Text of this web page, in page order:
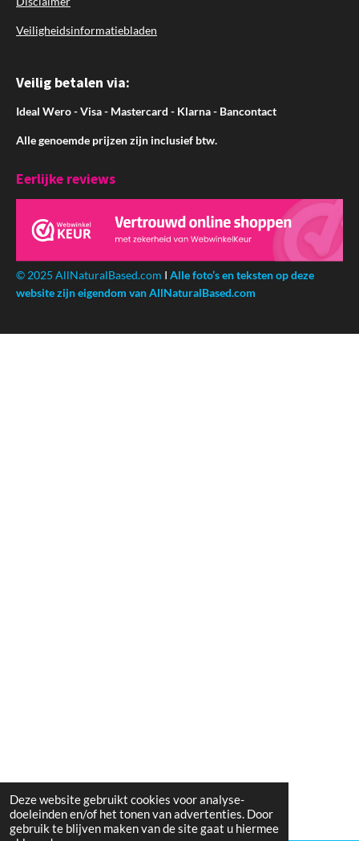
Deze website gebruikt cookies voor analyse-
doeleinden en/of het tonen van advertenties. Door
gebruik te blijven maken van de site gaat u hiermee
Veiligheidsinformatiebladen
Veilig betalen via:
Ideal Wero - Visa - Mastercard - Klarna - Bancontact
Alle genoemde prijzen zijn inclusief btw.
Eerlijke reviews
© 2025 AllNaturalBased.com I Alle foto’s en teksten op deze
website zijn eigendom van AllNaturalBased.com